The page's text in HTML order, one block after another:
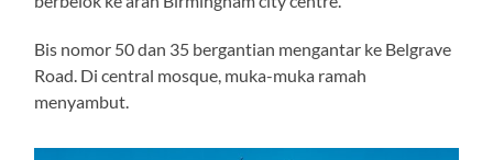
Bis nomor 50 dan 35 bergantian mengantar ke Belgrave
Road. Di central mosque, muka-muka ramah
menyambut.